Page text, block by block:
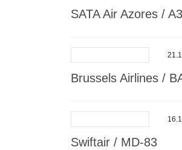
SATA Air Azores /
Brussels Airlines /
Swiftair / MD-83